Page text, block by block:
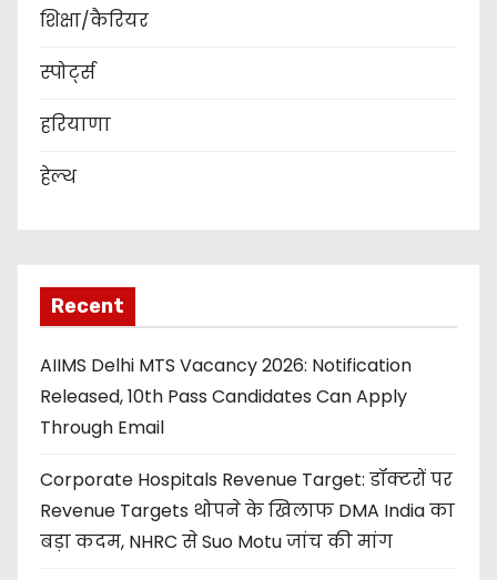
शिक्षा/कैरियर
स्पोर्ट्स
हरियाणा
हेल्थ
Recent
AIIMS Delhi MTS Vacancy 2026: Notification
Released, 10th Pass Candidates Can Apply
Through Email
Corporate Hospitals Revenue Target: डॉक्टरों पर
Revenue Targets थोपने के खिलाफ DMA India का
बड़ा कदम, NHRC से Suo Motu जांच की मांग